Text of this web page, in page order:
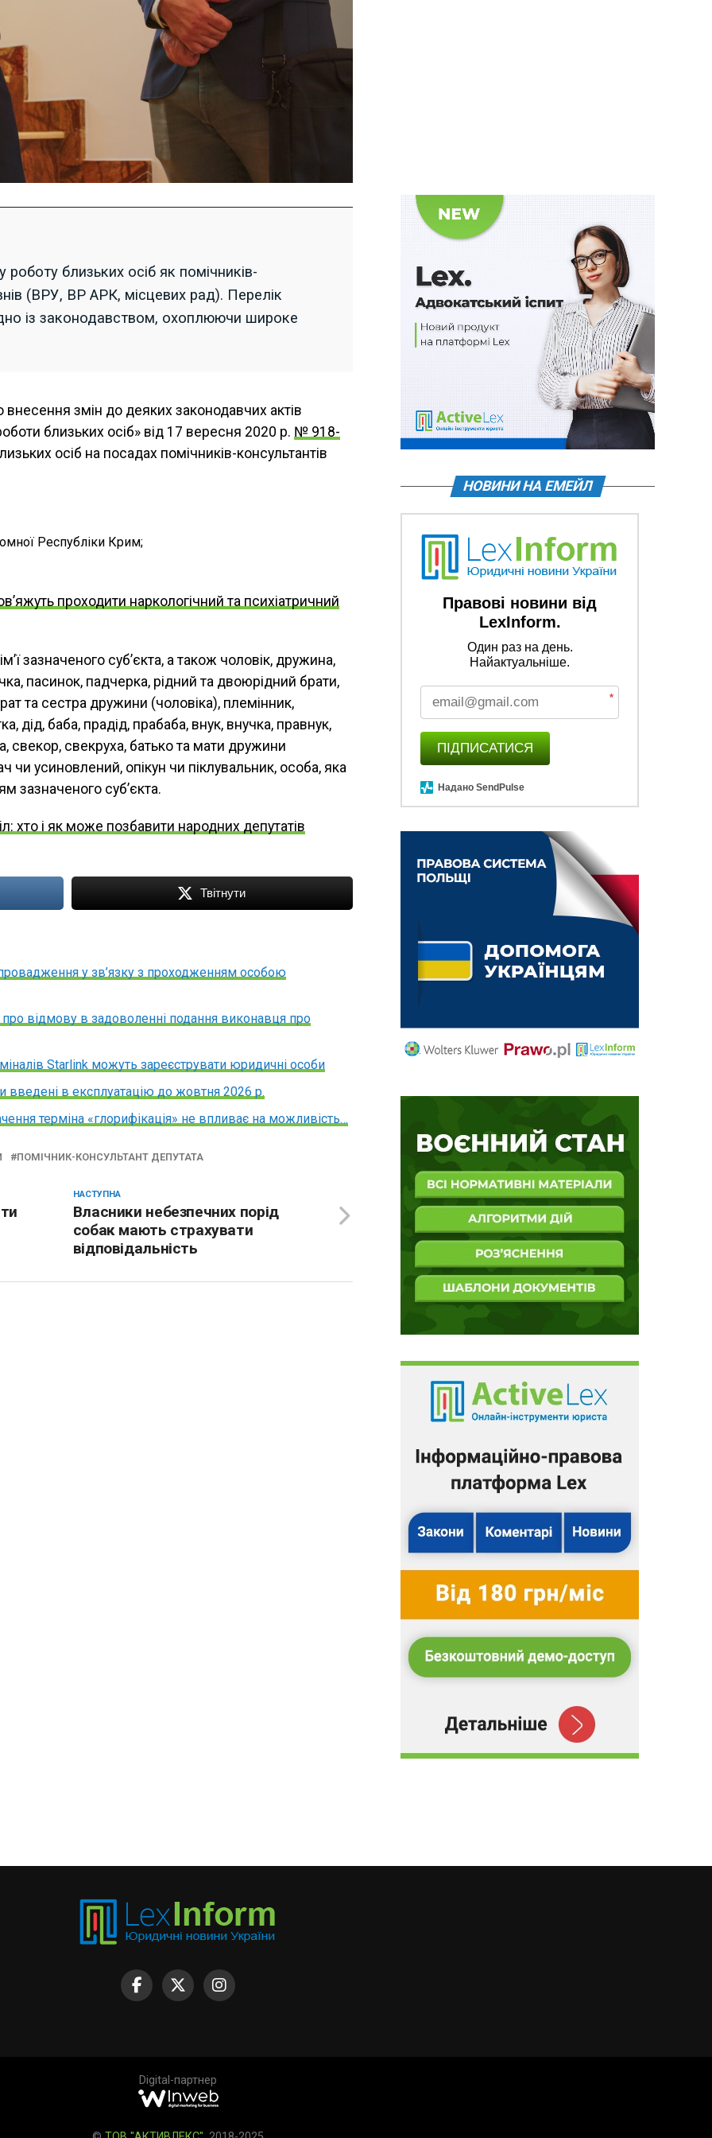
близьких осіб як помічників-
(ВРУ, ВР АРК, місцевих рад). Перелік
із законодавством, охоплюючи широке
змін до деяких законодавчих актів
близьких осіб» від 17 вересня 2020 р. № 918-
осіб на посадах помічників-консультантів
Республіки Крим;
проходити наркологічний та психіатричний
зазначеного суб’єкта, а також чоловік, дружина,
пасинок, падчерка, рідний та двоюрідний брати,
та сестра дружини (чоловіка), племінник,
дід, баба, прадід, прабаба, внук, внучка, правнук,
свекор, свекруха, батько та мати дружини
чи усиновлений, опікун чи піклувальник, особа, яка
зазначеного суб’єкта.
хто і як може позбавити народних депутатів
Твітнути
у зв’язку з проходженням особою
відмову в задоволенні подання виконавця про
Starlink можуть зареєструвати юридичні особи
введені в експлуатацію до жовтня 2026 р.
терміна «глорифікація» не впливає на можливість…
ПОМІЧНИК-КОНСУЛЬТАНТ ДЕПУТАТА
НАСТУПНА
Власники небезпечних порід
собак мають страхувати
відповідальність
НОВИНИ НА ЕМЕЙЛ
Правові новини від
LexInform.
Один раз на день.
Найактуальніше.
*
ПІДПИСАТИСЯ
Надано SendPulse
Digital-партнер